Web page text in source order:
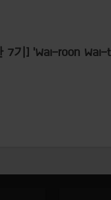
7기] ‘Wai-roon